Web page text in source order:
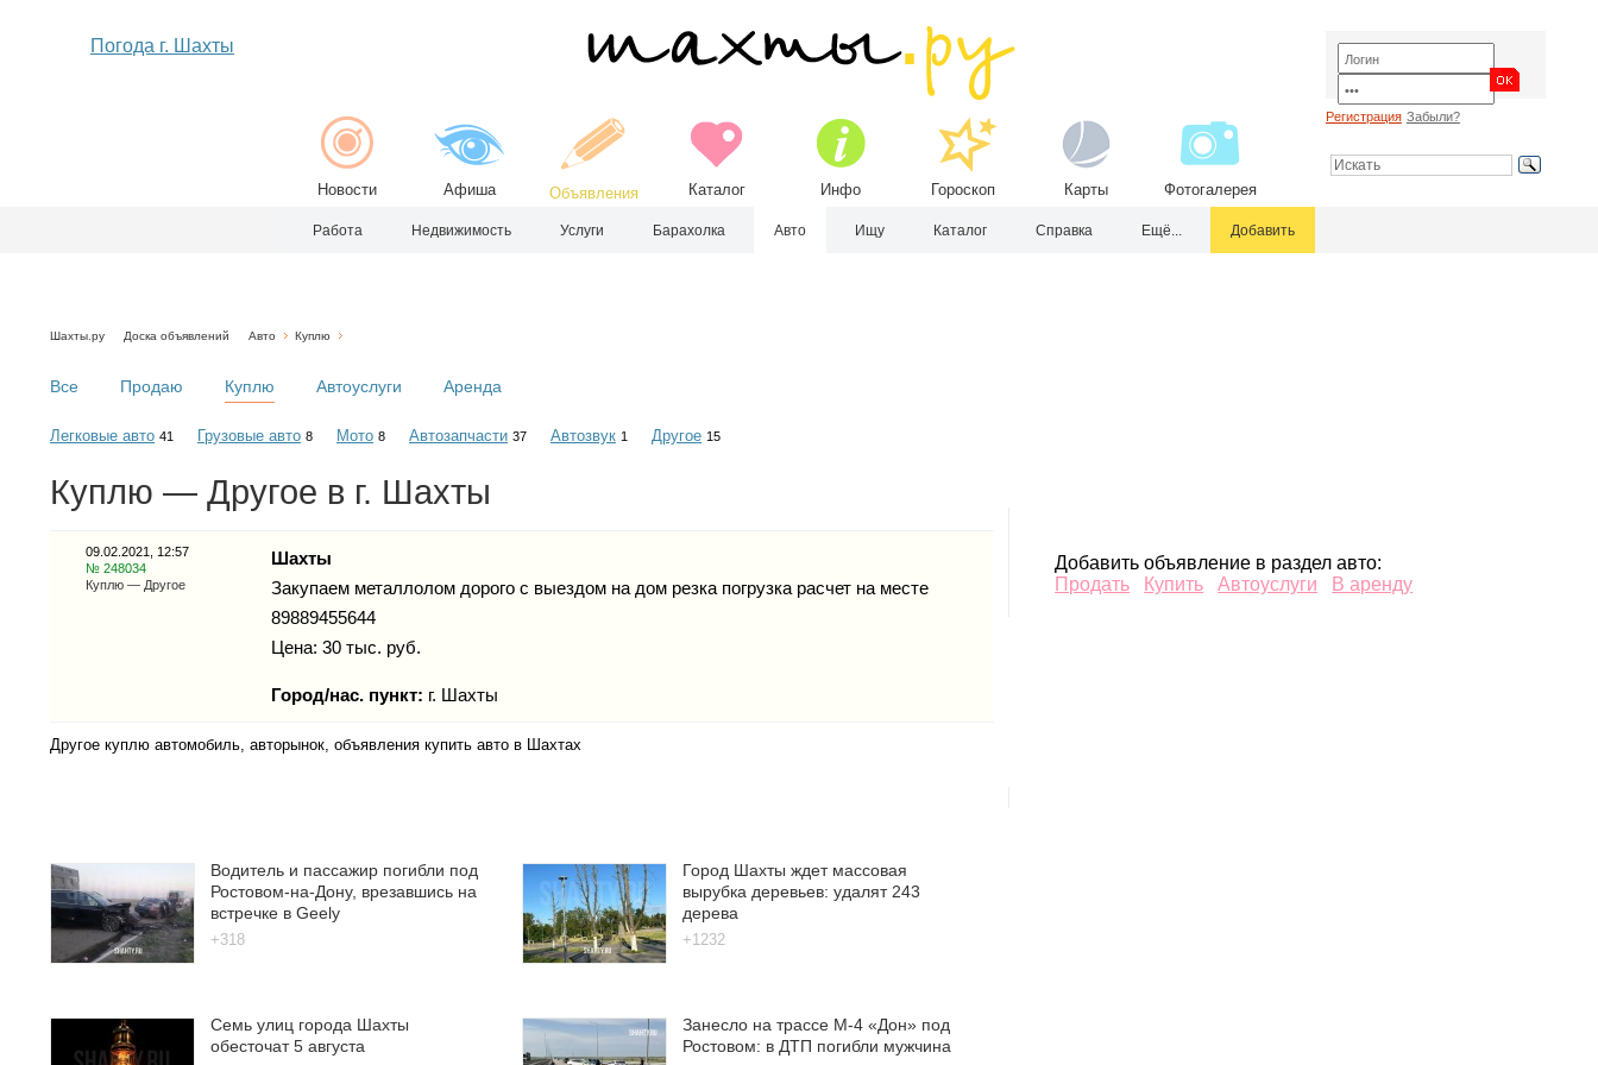
Погода г. Шахты
Новости Афиша Объявления Каталог Инфо Гороскоп Карты Фотогалерея
Регистрация Забыли?
Работа Недвижимость Услуги Барахолка Авто Ищу Каталог Справка Ещё... Добавить
Шахты.ру Доска объявлений Авто Куплю
Все Продаю Куплю Автоуслуги Аренда
Легковые авто 41 Грузовые авто 8 Мото 8 Автозапчасти 37 Автозвук 1 Другое 15
Куплю — Другое в г. Шахты
09.02.2021, 12:57
№ 248034
Куплю — Другое
Шахты
Закупаем металлолом дорого с выездом на дом резка погрузка расчет на месте
89889455644
Цена: 30 тыс. руб.
Город/нас. пункт: г. Шахты
Другое куплю автомобиль, авторынок, объявления купить авто в Шахтах
Добавить объявление в раздел авто:
Продать
Купить Автоуслуги В аренду
Водитель и пассажир погибли под
Ростовом-на-Дону, врезавшись на
встречке в Geely
+318
Город Шахты ждет массовая
вырубка деревьев: удалят 243
дерева
+1232
Семь улиц города Шахты
обесточат 5 августа
Занесло на трассе М-4 «Дон» под
Ростовом: в ДТП погибли мужчина